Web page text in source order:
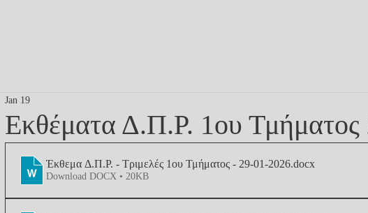
Εκθέματα Δ.Π.Ρ. 1ου Τμήματος
Jan 19
Έκθεμα Δ.Π.Ρ. - Τριμελές 1ου Τμήματος - 29-01-2026.docx
Download DOCX • 20KB